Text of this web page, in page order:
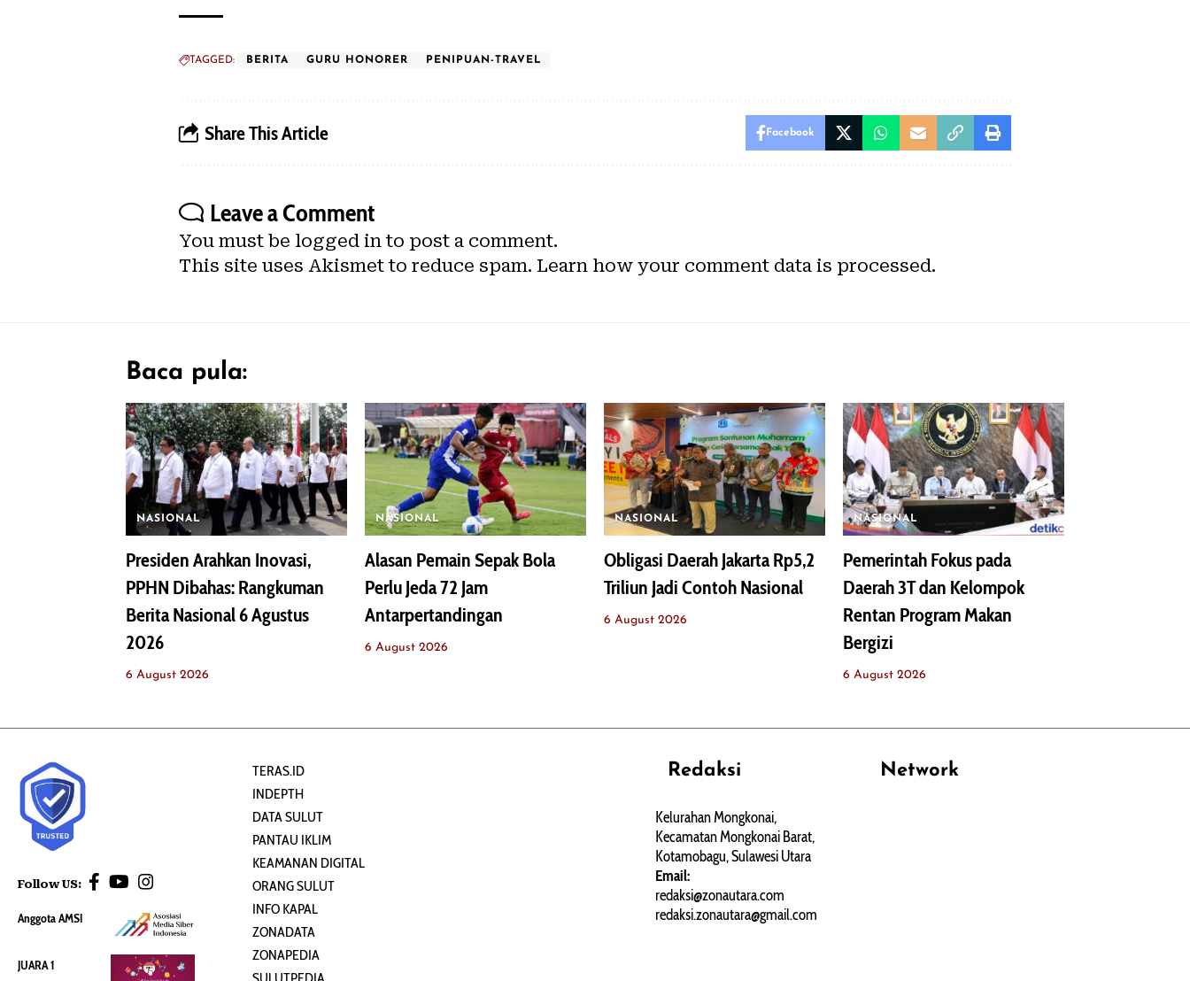
TAGGED: BERITA GURU HONORER PENIPUAN-TRAVEL
Share This Article Facebook
Leave a Comment
You must be logged into post a comment.
This site uses Akismet to reduce spam. Learn how your comment data is processed.
Baca pula:
NASIONAL
Presiden Arahkan Inovasi,
PPHN Dibahas: Rangkuman
Berita Nasional 6 Agustus
2026
6 August 2026
NASIONAL
Alasan Pemain Sepak Bola
Perlu Jeda 72 Jam
Antarpertandingan
6 August 2026
NASIONAL
Obligasi Daerah Jakarta Rp5,2
Triliun Jadi Contoh Nasional
6 August 2026
NASIONAL
Pemerintah Fokus pada
Daerah 3T dan Kelompok
Rentan Program Makan
Bergizi
6 August 2026
Follow US:
Anggota AMSI
JUARA 1
TERAS.ID
INDEPTH
DATA SULUT
PANTAU IKLIM
KEAMANAN DIGITAL
ORANG SULUT
INFO KAPAL
ZONADATA
ZONAPEDIA
Redaksi
Kelurahan Mongkonai,
Kecamatan Mongkonai Barat,
Kotamobagu, Sulawesi Utara
Email:
redaksi@zonautara.com
redaksi.zonautara@gmail.com
Network